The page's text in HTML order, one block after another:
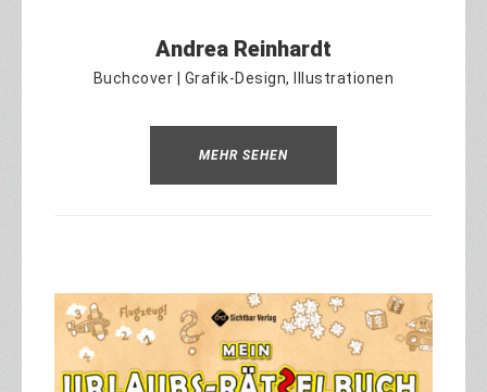
Andrea Reinhardt
Buchcover | Grafik-Design, Illustrationen
MEHR SEHEN